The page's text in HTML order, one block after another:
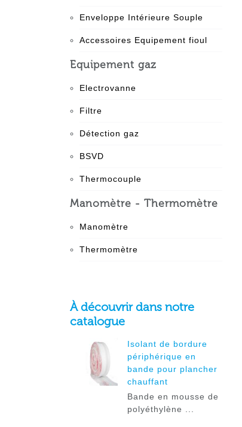
Enveloppe Intérieure Souple
Accessoires Equipement fioul
Equipement gaz
Electrovanne
Filtre
Détection gaz
BSVD
Thermocouple
Manomètre - Thermomètre
Manomètre
Thermomètre
À découvrir dans notre
catalogue
Isolant de bordure
périphérique en
bande pour plancher
chauffant
Bande en mousse de
polyéthylène ...